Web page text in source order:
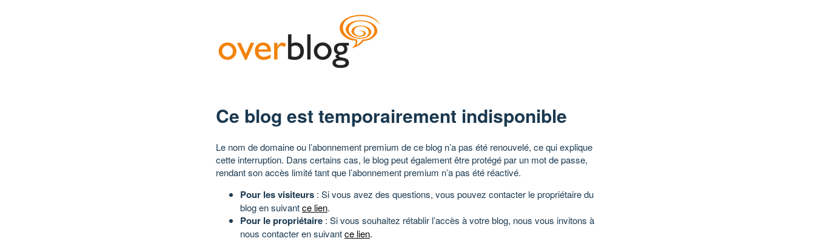
Ce blog est temporairement indisponible
Le nom de domaine ou l’abonnement premium de ce blog n’a pas été renouvelé, ce qui explique
cette interruption. Dans certains cas, le blog peut également être protégé par un mot de passe,
rendant son accès limité tant que l’abonnement premium n’a pas été réactivé.
Pour les visiteurs : Si vous avez des questions, vous pouvez contacter le propriétaire du
blog en suivantce lien.
Pour le propriétaire : Si vous souhaitez rétablir l’accès à votre blog, nous vous invitons à
nous contacter en suivantce lien.